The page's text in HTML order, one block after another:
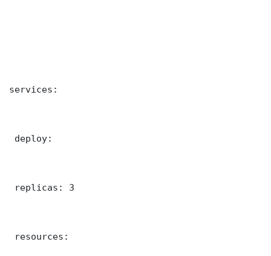
services:
deploy:
replicas: 3
resources: